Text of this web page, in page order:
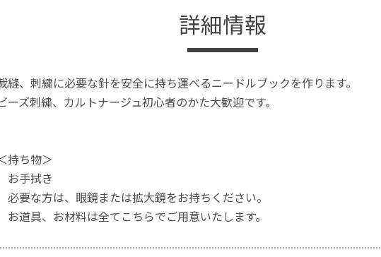
詳細情報
縫、刺繍に必要な針を安全に持ち運べるニードルブックを作ります。
ーズ刺繍、カルトナージュ初心者のかた大歓迎です。
持ち物＞
お手拭き
必要な方は、眼鏡または拡大鏡をお持ちください。
お道具、お材料は全てこちらでご用意いたします。